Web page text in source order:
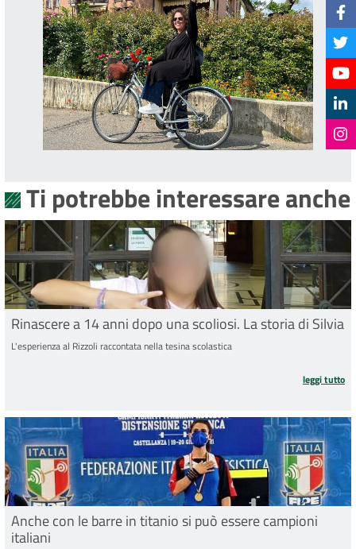
Ti potrebbe interessare anche
Rinascere a 14 anni dopo una scoliosi. La storia di Silvia
L'esperienza al Rizzoli raccontata nella tesina scolastica
leggi tutto
Anche con le barre in titanio si può essere campioni
italiani